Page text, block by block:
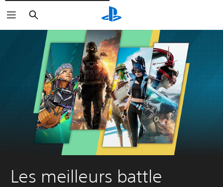
Rechercher
Les meilleurs battle